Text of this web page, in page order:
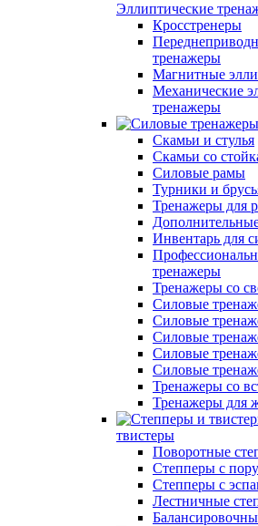
Эллиптические
Кросстренеры
тренажеры
Магнитные
Механические
тренажеры
Скамьи и стулья
Скамьи со
Силовые рамы
Турники и
Тренажеры для
Инвентарь для
тренажеры
Тренажеры со
Силовые
Силовые
Силовые
Силовые
Силовые
Тренажеры со
Тренажеры для
твистеры
Поворотные
Степперы с
Степперы с
Лестничные